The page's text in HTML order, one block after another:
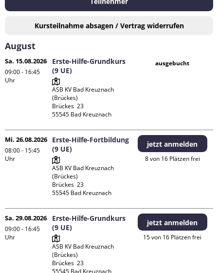
Kursteilnahme absagen / Vertrag widerrufen
August
Sa. 15.08.2026
09:00 - 16:45
Uhr
Erste-Hilfe-Grundkurs
(9 UE)
ASB KV Bad Kreuznach
(Brückes)
Brückes  23
ausgebucht
Mi. 26.08.2026
08:00 - 15:45
Uhr
Erste-Hilfe-Fortbildung
(9 UE)
ASB KV Bad Kreuznach
(Brückes)
Brückes  23
jetzt anmelden
8 von 16 Plätzen frei
Sa. 29.08.2026
09:00 - 16:45
Uhr
Erste-Hilfe-Grundkurs
(9 UE)
ASB KV Bad Kreuznach
(Brückes)
Brückes  23
jetzt anmelden
15 von 16 Plätzen frei